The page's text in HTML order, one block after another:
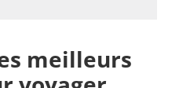
meilleurs